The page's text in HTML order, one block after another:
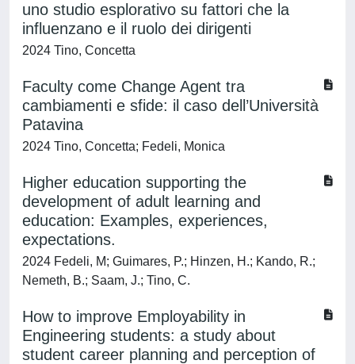
uno studio esplorativo su fattori che la
influenzano e il ruolo dei dirigenti
2024 Tino, Concetta
Faculty come Change Agent tra
cambiamenti e sfide: il caso dell’Università
Patavina
2024 Tino, Concetta; Fedeli, Monica
Higher education supporting the
development of adult learning and
education: Examples, experiences,
expectations.
2024 Fedeli, M; Guimares, P.; Hinzen, H.; Kando, R.;
Nemeth, B.; Saam, J.; Tino, C.
How to improve Employability in
Engineering students: a study about
student career planning and perception of